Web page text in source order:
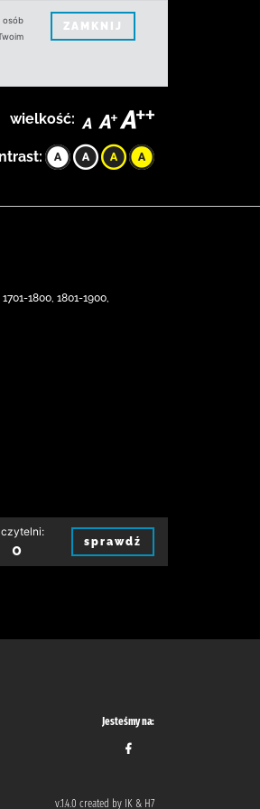
osób
ZAMKNIJ
wielkość:
1800, 1801-1900,
0 sprawdź
Jesteśmy na:
v.1.4.0 created by IK & H7